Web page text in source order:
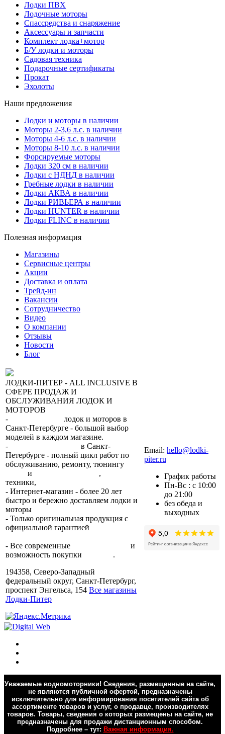
Лодки ПВХ
Лодочные моторы
Спассредства и снаряжение
Аксессуары и запчасти
Комплект лодка+мотор
Б/У лодки и моторы
Садовая техника
Подарочные сертификаты
Прокат
Эхолоты
Наши предложения
Лодки и моторы в наличии
Моторы 2-3,6 л.с. в наличии
Моторы 4-6 л.с. в наличии
Моторы 8-10 л.с. в наличии
Форсируемые моторы
Лодки 320 см в наличии
Лодки с НДНД в наличии
Гребные лодки в наличии
Лодки АКВА в наличии
Лодки РИВЬЕРА в наличии
Лодки HUNTER в наличии
Лодки FLINC в наличии
Полезная информация
Магазины
Сервисные центры
Акции
Доставка и оплата
Трейд-ин
Вакансии
Сотрудничество
Видео
О компании
Отзывы
Новости
Блог
ЛОДКИ-ПИТЕР - ALL INCLUSIVE В
СФЕРЕ ПРОДАЖ И
ОБСЛУЖИВАНИЯ ЛОДОК И
МОТОРОВ
-
лодок и моторов в
Санкт-Петербурге - большой выбор
моделей в каждом магазине.
-
в Санкт-
Петербурге - полный цикл работ по
обслуживанию, ремонту, тюнингу
и ,
техники,
- Интернет-магазин - более 20 лет
быстро и бережно доставляем лодки и
моторы
- Только оригинальная продукция с
официальной гарантией
- Все современные
и
возможность покупки
.
194358, Северо-Западный
федеральный округ, Санкт-Петербург,
проспект Энгельса, 154 Все магазины
Лодки-Питер
Email: hello@lodki-
piter.ru
График работы
Пн-Вс : с 10:00
до 21:00
без обеда и
выходных
Уважаемые водномоторники! Сведения, размещенные на сайте,
не являются публичной офертой, предназначены
исключительно для информирования посетителей сайта об
ассортименте товаров и услуг, о продавце, производителях
товаров. Товары, сведения о которых размещены на сайте, не
предназначены для продажи дистанционным способом.
Подробнее – тут: Важная информация.